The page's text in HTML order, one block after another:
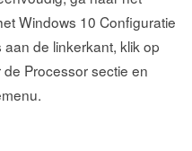
Windows 10 Configuratie
de linkerkant, klik op
Processor sectie en